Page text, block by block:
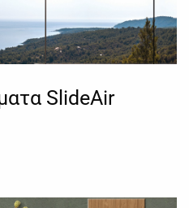
SlideAir